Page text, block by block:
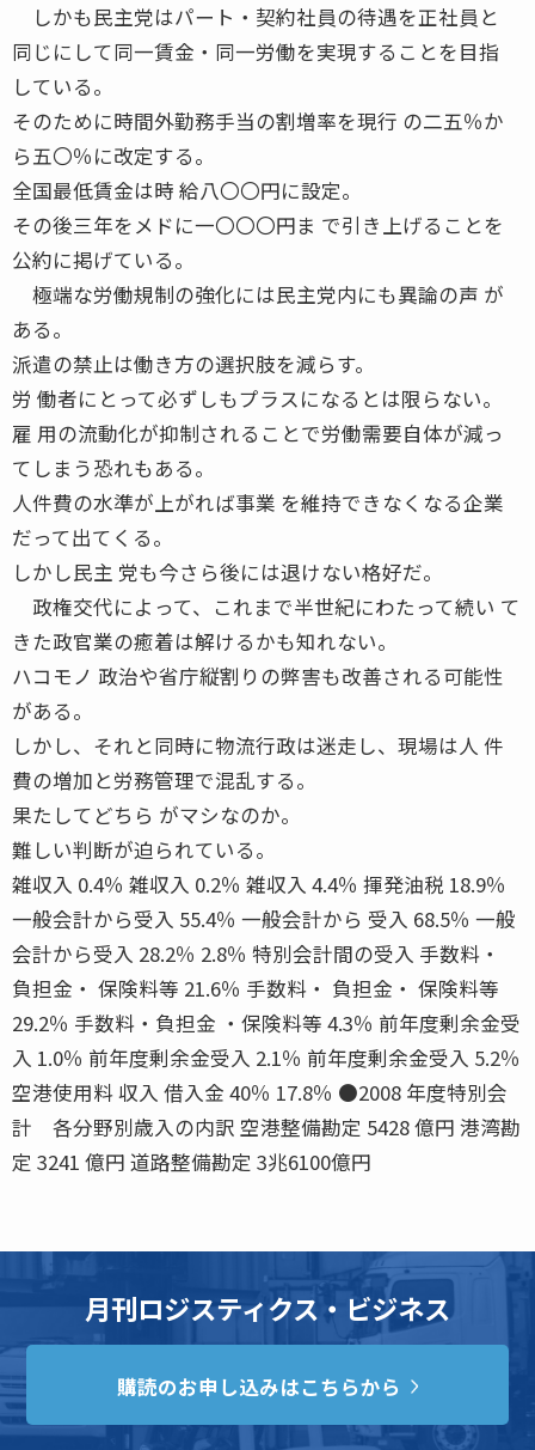
しかも民主党はパート・契約社員の待遇を正社員と
同じにして同一賃金・同一労働を実現することを目指
している。
そのために時間外勤務手当の割増率を現行 の二五％か
ら五〇％に改定する。
全国最低賃金は時 給八〇〇円に設定。
その後三年をメドに一〇〇〇円ま で引き上げることを
公約に掲げている。
極端な労働規制の強化には民主党内にも異論の声 が
ある。
派遣の禁止は働き方の選択肢を減らす。
労 働者にとって必ずしもプラスになるとは限らない。
雇 用の流動化が抑制されることで労働需要自体が減っ
てしまう恐れもある。
人件費の水準が上がれば事業 を維持できなくなる企業
だって出てくる。
しかし民主 党も今さら後には退けない格好だ。
政権交代によって、これまで半世紀にわたって続い て
きた政官業の癒着は解けるかも知れない。
ハコモノ 政治や省庁縦割りの弊害も改善される可能性
がある。
しかし、それと同時に物流行政は迷走し、現場は人 件
費の増加と労務管理で混乱する。
果たしてどちら がマシなのか。
難しい判断が迫られている。
雑収入 0.4％ 雑収入 0.2％ 雑収入 4.4％ 揮発油税 18.9％
一般会計から受入 55.4％ 一般会計から 受入 68.5％ 一般
会計から受入 28.2％ 2.8％ 特別会計間の受入 手数料・
負担金・ 保険料等 21.6％ 手数料・ 負担金・ 保険料等
29.2％ 手数料・負担金 ・保険料等 4.3％ 前年度剰余金受
入 1.0％ 前年度剰余金受入 2.1％ 前年度剰余金受入 5.2％
空港使用料 収入 借入金 40％ 17.8％ ●2008 年度特別会
計 各分野別歳入の内訳 空港整備勘定 5428 億円 港湾勘
定 3241 億円 道路整備勘定 3兆6100億円
月刊ロジスティクス・ビジネス
購読のお申し込みはこちらから